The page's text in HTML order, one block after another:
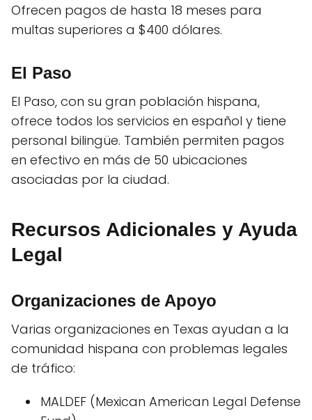
Ofrecen pagos de hasta 18 meses para
multas superiores a $400 dólares.
El Paso
El Paso, con su gran población hispana,
ofrece todos los servicios en español y tiene
personal bilingüe. También permiten pagos
en efectivo en más de 50 ubicaciones
asociadas por la ciudad.
Recursos Adicionales y Ayuda
Legal
Organizaciones de Apoyo
Varias organizaciones en Texas ayudan a la
comunidad hispana con problemas legales
de tráfico:
MALDEF (Mexican American Legal Defense